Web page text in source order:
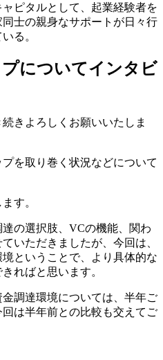
ピタルとして、起業経験者を
士の親身なサポートが日々行
る。
についてインタビ
きよろしくお願いいたしま
を取り巻く状況などについて
す。
の選択肢、VCの機能、関わ
いただきましたが、今回は、
ということで、より具体的な
ればと思います。
調達環境については、半年ご
は半年前との比較も交えてご